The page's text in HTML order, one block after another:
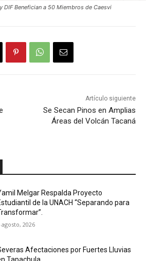
DIF Benefician a 50 Miembros de Caesvi
Artículo siguiente
Se Secan Pinos en Amplias
Áreas del Volcán Tacaná
Melgar Respalda Proyecto
de la UNACH “Separando para
agosto, 2026
Afectaciones por Fuertes Lluvias